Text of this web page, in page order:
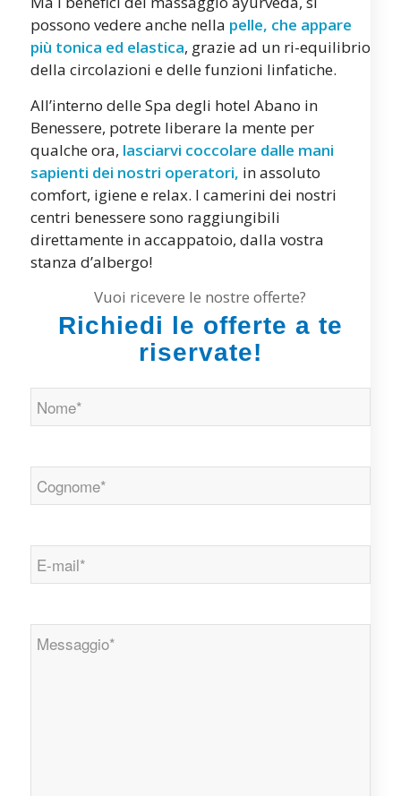
possono vedere anche nella pelle, che appare
più tonica ed elastica, grazie ad un ri-equilibrio
della circolazioni e delle funzioni linfatiche.
All’interno delle Spa degli hotel Abano in
Benessere, potrete liberare la mente per
qualche ora, lasciarvi coccolare dalle mani
sapienti dei nostri operatori, in assoluto
comfort, igiene e relax. I camerini dei nostri
centri benessere sono raggiungibili
direttamente in accappatoio, dalla vostra
stanza d’albergo!
Vuoi ricevere le nostre offerte?
Richiedi le offerte a te
riservate!